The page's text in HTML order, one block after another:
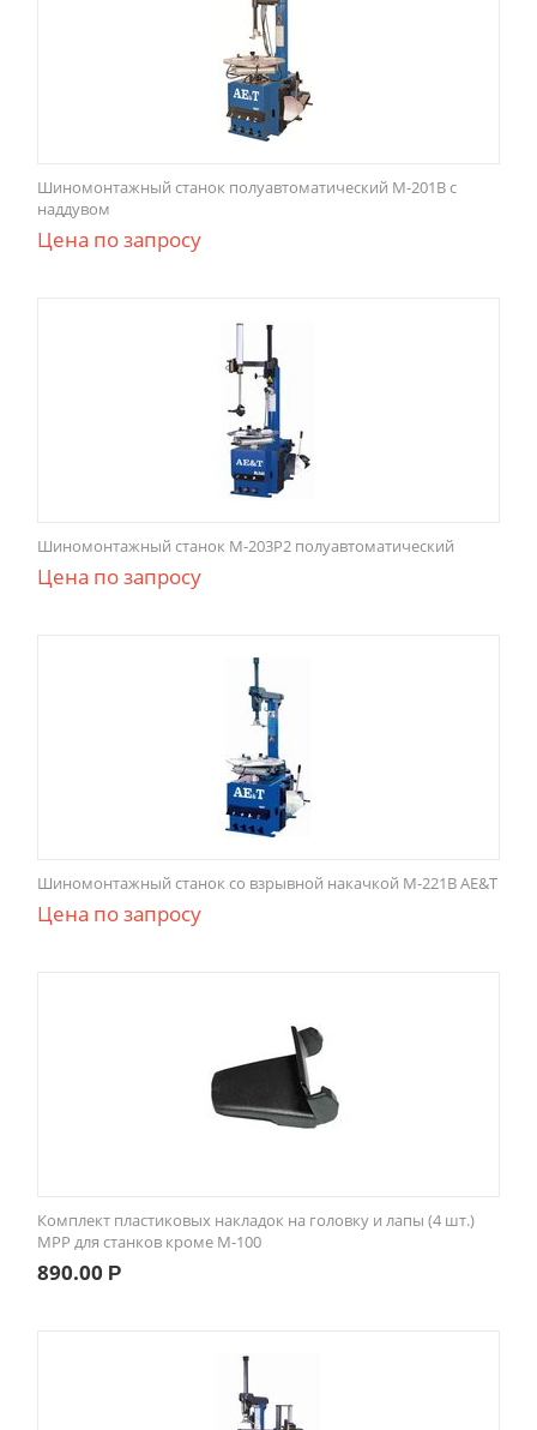
Шиномонтажный станок полуавтоматический M-201B с
наддувом
Цена по запросу
Шиномонтажный станок М-203Р2 полуавтоматический
Цена по запросу
Шиномонтажный станок со взрывной накачкой M-221B AE&T
Цена по запросу
Комплект пластиковых накладок на головку и лапы (4 шт.)
MPP для станков кроме М-100
890.00 Р